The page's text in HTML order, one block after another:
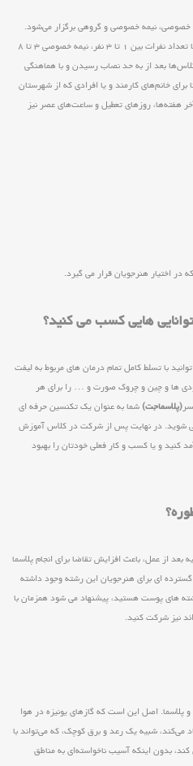
نیمه خصوصی و گروهی برگزار می‌شود.
طبق قوانین فنی حرفه‌ای، کلاس‌های خصوصی با تعداد نفرات بین ۱ تا ۳ نفر، نیمه خصوصی ۳ تا ۸
می‌شود. کلاس‌ها بعد از به حد نصاب رسیدن و با هماهنگی
خانم‌های کارمند و یا افرادی که از شهرستان
هفته‌ها، روزهای تعطیل و ساعت‌های عصر نیز
در اختیار هنرجویان قرار می گیرد.
هایی کسب می کنید؟
با تسلط کامل تمام درمان های مربوط به لیفت
ها و چین و چروک صورت و … را برای هر
(پلاسماجت)شما به عنوان یک تکنسین حرفه ای
می شوید. در نهایت پس از شرکت در کلاس آموزش
کنید و یا کسب و کار فعلی خودتان را بهبود
بعد از عمل، باعث افزایش تقاضا برای انجام پلاسما
ای برای هنرجویان این رشته وجود داشته
های پوست هستید، پیشنهاد می شود همزمان با
نیز شرکت کنید.
پلاسما. اصل این است که گازهای یونیزه در هوا
شبیه یک رعد و برق کوچک، که می‌تواند با
بدون اینکه آسیب ناخواسته‌ای به مناطق